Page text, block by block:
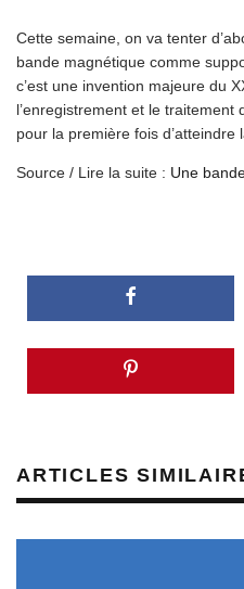
Cette semaine, on va tenter
bande magnétique comme
c’est une invention majeure du
l’enregistrement et le traitement
pour la première fois d’atteindre
Source / Lire la suite : Une
ARTICLES